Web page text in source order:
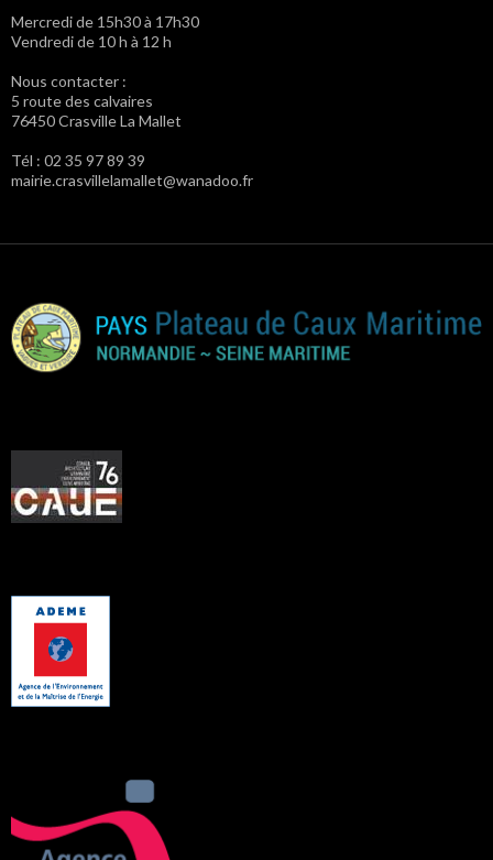
Mercredi de 15h30 à 17h30
Vendredi de 10 h à 12 h
Nous contacter :
5 route des calvaires
76450 Crasville La Mallet
Tél : 02 35 97 89 39
mairie.crasvillelamallet@wanadoo.fr